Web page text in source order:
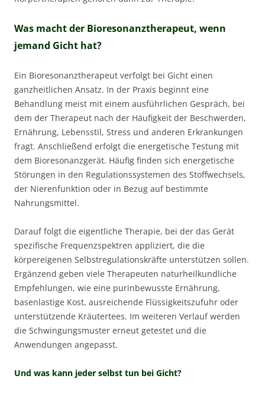
Was macht der Bioresonanztherapeut, wenn
jemand Gicht hat?
Ein Bioresonanztherapeut verfolgt bei Gicht einen
ganzheitlichen Ansatz. In der Praxis beginnt eine
Behandlung meist mit einem ausführlichen Gespräch, bei
dem der Therapeut nach der Häufigkeit der Beschwerden,
Ernährung, Lebensstil, Stress und anderen Erkrankungen
fragt. Anschließend erfolgt die energetische Testung mit
dem Bioresonanzgerät. Häufig finden sich energetische
Störungen in den Regulationssystemen des Stoffwechsels,
der Nierenfunktion oder in Bezug auf bestimmte
Nahrungsmittel.
Darauf folgt die eigentliche Therapie, bei der das Gerät
spezifische Frequenzspektren appliziert, die die
körpereigenen Selbstregulationskräfte unterstützen sollen.
Ergänzend geben viele Therapeuten naturheilkundliche
Empfehlungen, wie eine purinbewusste Ernährung,
basenlastige Kost, ausreichende Flüssigkeitszufuhr oder
unterstützende Kräutertees. Im weiteren Verlauf werden
die Schwingungsmuster erneut getestet und die
Anwendungen angepasst.
Und was kann jeder selbst tun bei Gicht?